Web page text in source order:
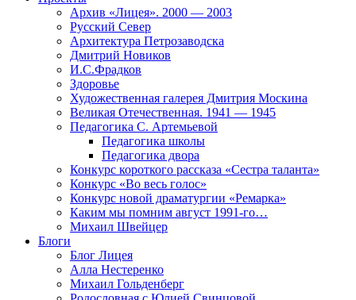
Архив «Лицея». 2000 — 2003
Русский Север
Архитектура Петрозаводска
Дмитрий Новиков
И.С.Фрадков
Здоровье
Художественная галерея Дмитрия Москина
Великая Отечественная. 1941 — 1945
Педагогика С. Артемьевой
Педагогика школы
Педагогика двора
Конкурс короткого рассказа «Сестра таланта»
Конкурс «Во весь голос»
Конкурс новой драматургии «Ремарка»
Каким мы помним август 1991-го…
Михаил Швейцер
Блоги
Блог Лицея
Алла Нестеренко
Михаил Гольденберг